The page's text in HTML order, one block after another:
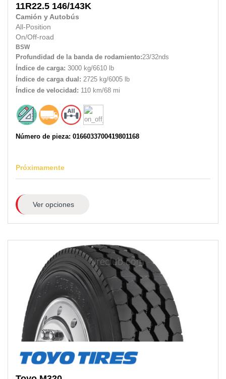
11R22.5 146/143K
Camión y Autobús
All-Position
On/Off-road
BSW
Profundidad de la banda de rodamiento:23/32nds
Índice de carga: 3000 kg/6610 lb
Índice de carga dual: 2725 kg/6005 lb
Índice de velocidad: 110 km/68 mi
Número de pieza: 0166033700419801168
Próximamente
Ver opciones